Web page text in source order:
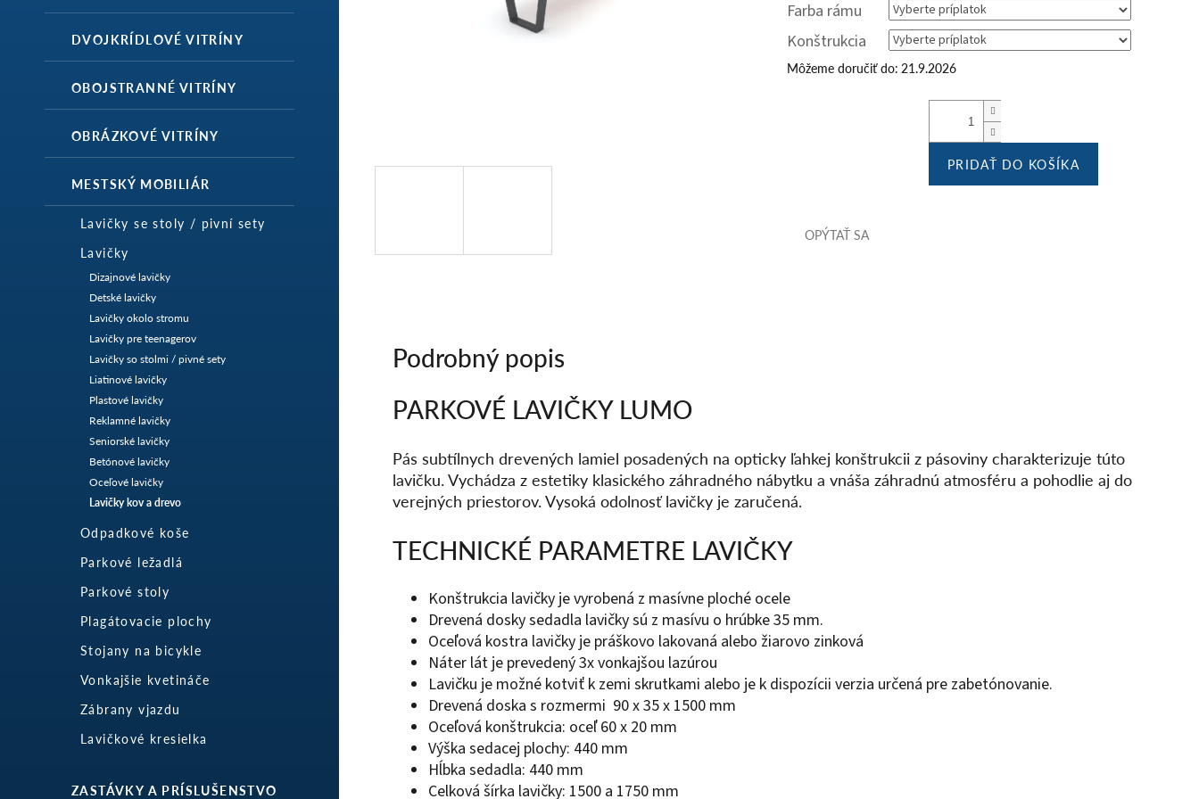
DVOJKRÍDLOVÉ VITRÍNY
OBOJSTRANNÉ VITRÍNY
OBRÁZKOVÉ VITRÍNY
MESTSKÝ MOBILIÁR
Lavičky se stoly / pivní sety
Lavičky
Dizajnové lavičky
Detské lavičky
Lavičky okolo stromu
Lavičky pre teenagerov
Lavičky so stolmi / pivné sety
Liatinové lavičky
Plastové lavičky
Reklamné lavičky
Seniorské lavičky
Betónové lavičky
Oceľové lavičky
Lavičky kov a drevo
Odpadkové koše
Parkové ležadlá
Parkové stoly
Plagátovacie plochy
Stojany na bicykle
Vonkajšie kvetináče
Zábrany vjazdu
Lavičkové kresielka
ZASTÁVKY A PRÍSLUŠENSTVO
Farba rámu
Konštrukcia
Môžeme doručiť do: 21.9.2026
PRIDAŤ DO KOŠÍKA
OPÝTAŤ SA
Podrobný popis
PARKOVÉ LAVIČKY LUMO
Pás subtílnych drevených lamiel posadených na opticky ľahkej konštrukcii z pásoviny charakterizuje túto
lavičku. Vychádza z estetiky klasického záhradného nábytku a vnáša záhradnú atmosféru a pohodlie aj do
verejných priestorov. Vysoká odolnosť lavičky je zaručená.
TECHNICKÉ PARAMETRE LAVIČKY
Konštrukcia lavičky je vyrobená z masívne ploché ocele
Drevená dosky sedadla lavičky sú z masívu o hrúbke 35 mm.
Oceľová kostra lavičky je práškovo lakovaná alebo žiarovo zinková
Náter lát je prevedený 3x vonkajšou lazúrou
Lavičku je možné kotviť k zemi skrutkami alebo je k dispozícii verzia určená pre zabetónovanie.
Drevená doska s rozmermi 90 x 35 x 1500 mm
Oceľová konštrukcia: oceľ 60 x 20 mm
Výška sedacej plochy: 440 mm
Hĺbka sedadla: 440 mm
Celková šírka lavičky: 1500 a 1750 mm